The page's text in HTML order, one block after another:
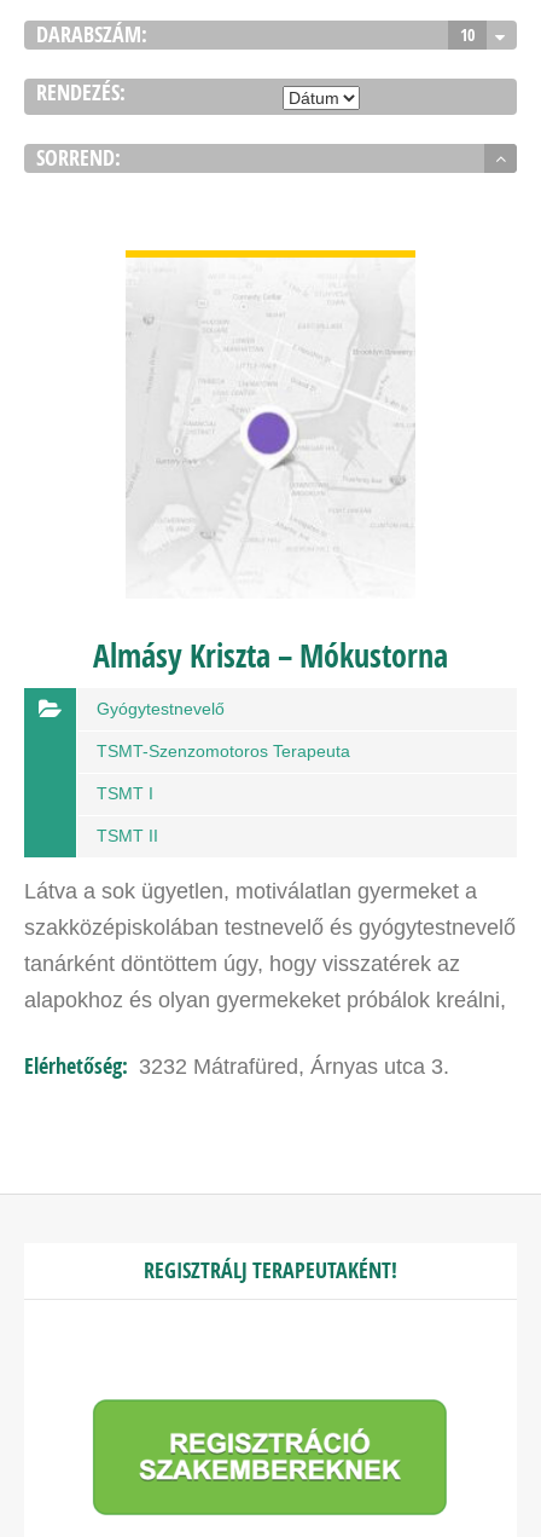
DARABSZÁM: 10
RENDEZÉS:
SORREND:
Almásy Kriszta – Mókustorna
Gyógytestnevelő
TSMT-Szenzomotoros Terapeuta
TSMT I
TSMT II
Látva a sok ügyetlen, motiválatlan gyermeket a
szakközépiskolában testnevelő és gyógytestnevelő
tanárként döntöttem úgy, hogy visszatérek az
alapokhoz és olyan gyermekeket próbálok kreálni,
tudják majd…
Elérhetőség: 3232 Mátrafüred, Árnyas utca 3.
REGISZTRÁLJ TERAPEUTAKÉNT!